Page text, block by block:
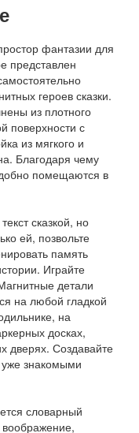
фантазии для
представлен
героев сказки.
из плотного
поверхности с
из мягкого и
Благодаря чему
помещаются в
сказкой, но
ей, позвольте
память
Играйте
детали
на любой гладкой
на
досках,
дверях. Создавайте
знакомыми
словарный
воображение,